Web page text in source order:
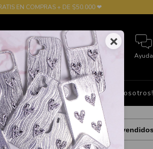
EN COMPRAS + DE $50.000 ❤
Ayuda
FRANQUICIAS Hablá con nosotros!
×